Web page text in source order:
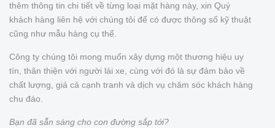
thêm thông tin chi tiết về từng loại mặt hàng này, xin Quý
khách hàng liên hệ với chúng tôi để có được thông số kỹ thuật
cũng như mẫu hàng cụ thể.
Công ty chúng tôi mong muốn xây dựng một thương hiệu uy
tín, thân thiện với người lái xe, cùng với đó là sự đảm bảo về
chất lượng, giá cả cạnh tranh và dịch vụ chăm sóc khách hàng
chu đáo.
Bạn đã sẵn sàng cho con đường sắp tới?